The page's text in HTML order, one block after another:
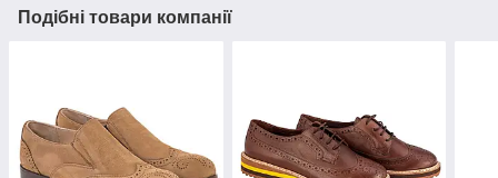
Подібні товари компанії